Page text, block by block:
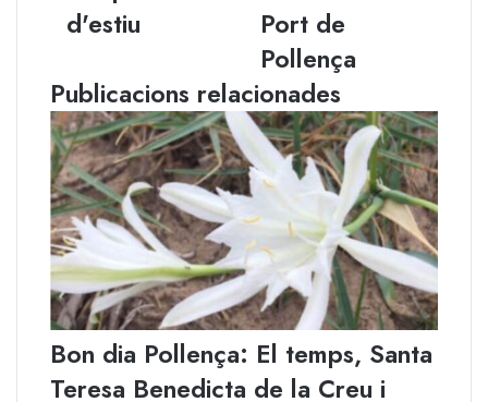
o
d
u
c
a
t
i
u
d
e
l
s
c
m
d'estiu
b
t
e
d
e
J
o
r
d
s
S
o
i
Port de
Pollença
Publicacions relacionades
Bon dia Pollença: El temps, Santa
Teresa Benedicta de la Creu i